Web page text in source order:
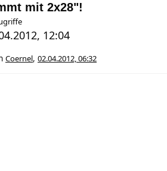
mit 2x28"!
12:04
Coernel, 02.04.2012, 06:32